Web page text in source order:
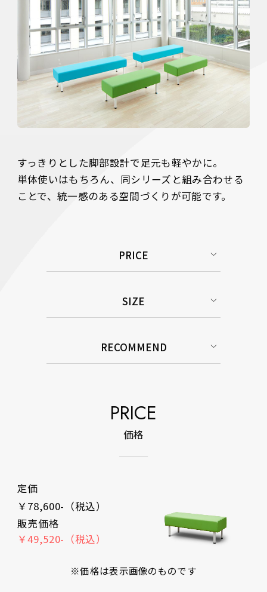
すっきりとした脚部設計で足元も軽やかに。
単体使いはもちろん、同シリーズと組み合わせる
ことで、統一感のある空間づくりが可能です。
PRICE
SIZE
RECOMMEND
PRICE
価格
定価
￥78,600-（税込）
販売価格
￥49,520-（税込）
※価格は表示画像のものです